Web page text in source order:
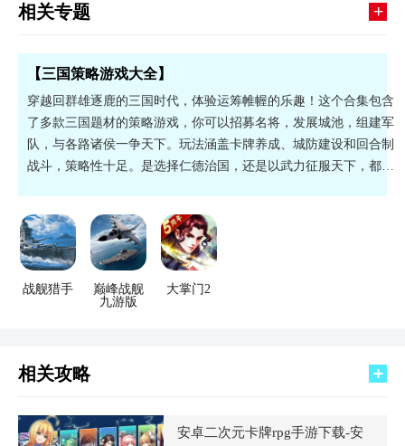
相关专题 +
【三国策略游戏大全】
穿越回群雄逐鹿的三国时代，体验运筹帷幄的乐趣！这个合集包含
了多款三国题材的策略游戏，你可以招募名将，发展城池，组建军
队，与各路诸侯一争天下。玩法涵盖卡牌养成、城防建设和回合制
战斗，策略性十足。是选择仁德治国，还是以武力征服天下，都由
战舰猎手
巅峰战舰
九游版
大掌门2
相关攻略
安卓二次元卡牌rpg手游下载-安